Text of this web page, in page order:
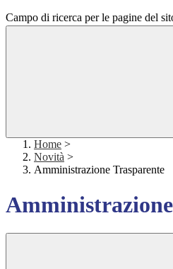
Campo di ricerca per le pagine del
Home >
Novità >
Amministrazione Trasparente